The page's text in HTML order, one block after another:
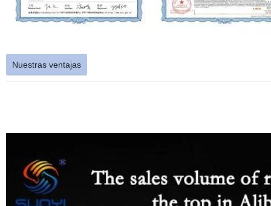
Nuestras ventajas